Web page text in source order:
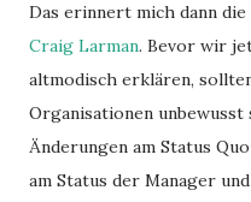
Das erinnert mich dann die
Craig Larman. Bevor wir
altmodisch erklären,
Organisationen
Änderungen am Status
am Status der Manager